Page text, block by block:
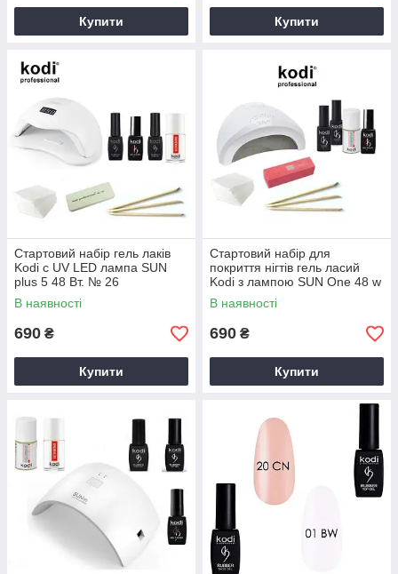
Купити Купити
Стартовий набір гель лаків
Kodi c UV LED лампа SUN
plus 5 48 Вт. № 26
В наявності
690 ₴
Купити
Стартовий набір для
покриття нігтів гель ласий
Kodi з лампою SUN One 48 w
"No14"
В наявності
690 ₴
Купити